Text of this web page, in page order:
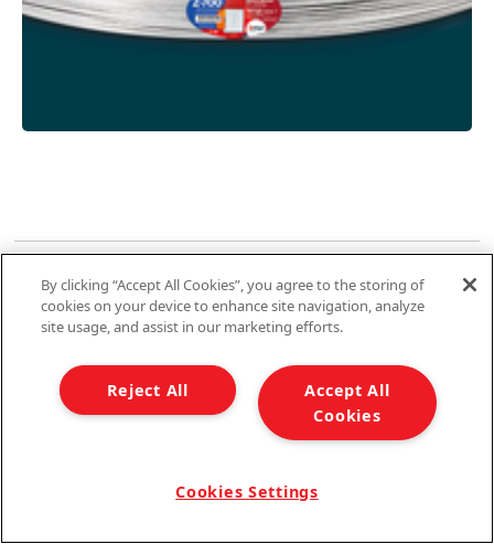
COMENTÁRIOS
By clicking “Accept All Cookies”, you agree to the storing of
cookies on your device to enhance site navigation, analyze
site usage, and assist in our marketing efforts.
Accept All
Cookies
Reject All
Cookies Settings